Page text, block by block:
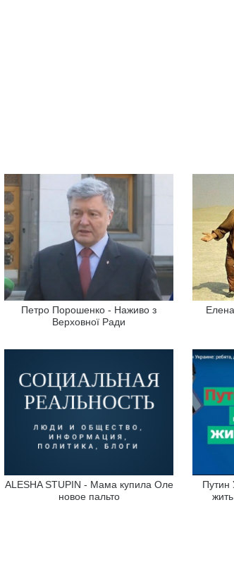
Петро Порошенко - Наживо з
Верховної Ради
ALESHA STUPIN - Мама купила Оле
новое пальто
Путин